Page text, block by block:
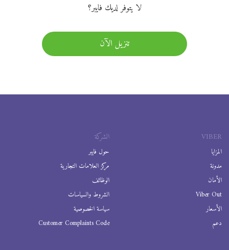
لا يتوفر لديك فايبر؟
تنزيل الآن
VIBER
المزايا
مدونة
الأمان
Viber Out
الأسعار
دعم
الشركة
حول فايبر
مركز العلامات التجارية
الوظائف
الشروط والسياسات
سياسة الخصوصية
Customer Complaints Code